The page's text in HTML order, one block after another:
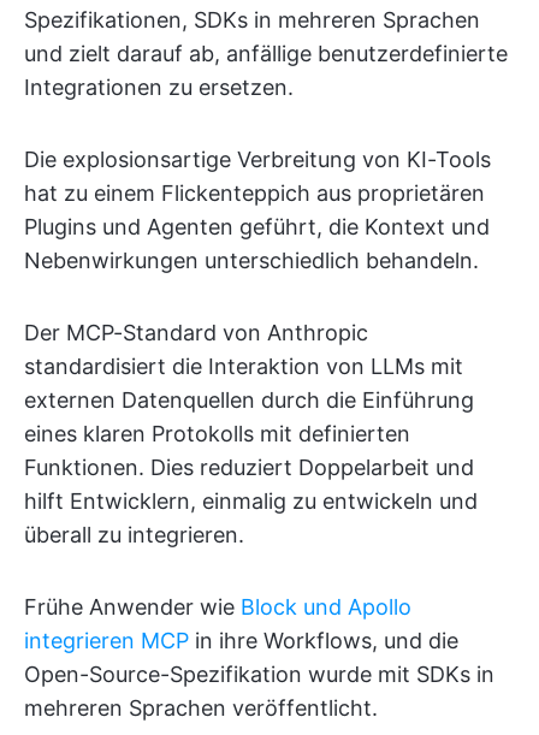
Spezifikationen, SDKs in mehreren Sprachen
und zielt darauf ab, anfällige benutzerdefinierte
Integrationen zu ersetzen.
Die explosionsartige Verbreitung von KI-Tools
hat zu einem Flickenteppich aus proprietären
Plugins und Agenten geführt, die Kontext und
Nebenwirkungen unterschiedlich behandeln.
Der MCP-Standard von Anthropic
standardisiert die Interaktion von LLMs mit
externen Datenquellen durch die Einführung
eines klaren Protokolls mit definierten
Funktionen. Dies reduziert Doppelarbeit und
hilft Entwicklern, einmalig zu entwickeln und
überall zu integrieren.
Frühe Anwender wie Block und Apollo
integrieren MCP in ihre Workflows, und die
Open-Source-Spezifikation wurde mit SDKs in
mehreren Sprachen veröffentlicht.